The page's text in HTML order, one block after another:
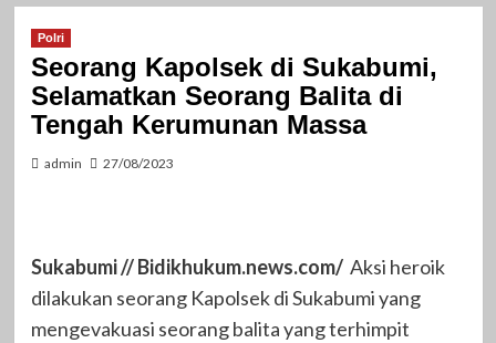
Polri
Seorang Kapolsek di Sukabumi,
Selamatkan Seorang Balita di
Tengah Kerumunan Massa
admin 27/08/2023
Sukabumi // Bidikhukum.news.com/ Aksi heroik
dilakukan seorang Kapolsek di Sukabumi yang
mengevakuasi seorang balita yang terhimpit